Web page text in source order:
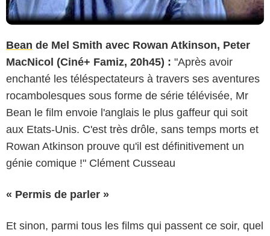
Bean de Mel Smith avec Rowan Atkinson, Peter
MacNicol (Ciné+ Famiz, 20h45) : "Après avoir
enchanté les téléspectateurs à travers ses aventures
rocambolesques sous forme de série télévisée, Mr
Bean le film envoie l'anglais le plus gaffeur qui soit
aux Etats-Unis. C'est très drôle, sans temps morts et
Rowan Atkinson prouve qu'il est définitivement un
génie comique !" Clément Cusseau
« Permis de parler »
Et sinon, parmi tous les films qui passent ce soir, quel